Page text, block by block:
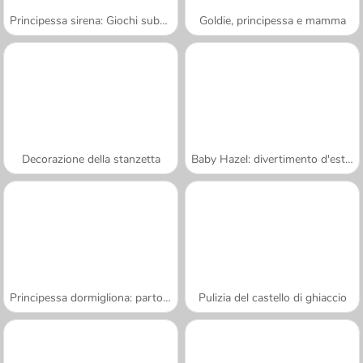
Principessa sirena: Giochi subacquei Goldie, principessa e mamma
Decorazione della stanzetta Baby Hazel: divertimento d'estate
Principessa dormigliona: parto gemellare Pulizia del castello di ghiaccio